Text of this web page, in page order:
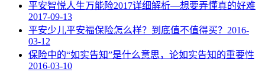
平安智悦人生万能险2017详细解析—想要弄懂真的好难
2017-09-13
平安少儿平安福保险怎么样？到底值不值得买？ 2016-
03-12
保险中的“如实告知”是什么意思，论如实告知的重要性
2016-03-10